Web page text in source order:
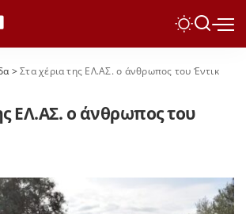
>Στα χέρια της ΕΛ.ΑΣ. ο άνθρωπος του Έντικ
ΕΛ.ΑΣ. ο άνθρωπος του